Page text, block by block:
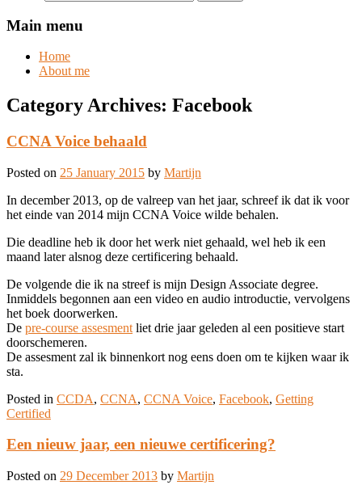
Main menu
Home
About me
Category Archives: Facebook
CCNA Voice behaald
Posted on 25 January 2015 by Martijn
In december 2013, op de valreep van het jaar, schreef ik dat ik voor
het einde van 2014 mijn CCNA Voice wilde behalen.
Die deadline heb ik door het werk niet gehaald, wel heb ik een
maand later alsnog deze certificering behaald.
De volgende die ik na streef is mijn Design Associate degree.
Inmiddels begonnen aan een video en audio introductie, vervolgens
het boek doorwerken.
De pre-course assesment liet drie jaar geleden al een positieve start
doorschemeren.
De assesment zal ik binnenkort nog eens doen om te kijken waar ik
sta.
Posted in CCDA, CCNA, CCNA Voice, Facebook, Getting
Certified
Een nieuw jaar, een nieuwe certificering?
Posted on 29 December 2013 by Martijn